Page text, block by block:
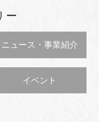
ー
ニュース・事業紹介
イベント